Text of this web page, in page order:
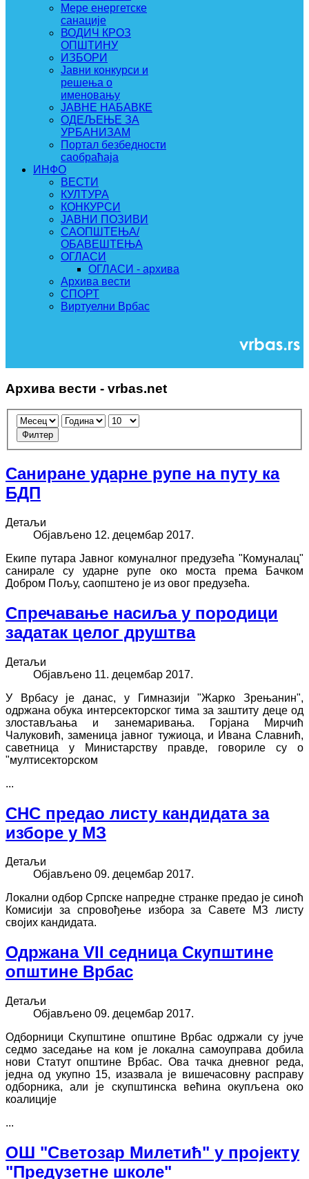
Мере енергетске
санације
ВОДИЧ КРОЗ
ОПШТИНУ
ИЗБОРИ
Јавни конкурси и
решења о
именовању
ЈАВНЕ НАБАВКЕ
ОДЕЉЕЊЕ ЗА
УРБАНИЗАМ
Портал безбедности
саобраћаја
ИНФО
ВЕСТИ
КУЛТУРА
КОНКУРСИ
ЈАВНИ ПОЗИВИ
САОПШТЕЊА/
ОБАВЕШТЕЊА
ОГЛАСИ
ОГЛАСИ - архива
Архива вести
СПОРТ
Виртуелни Врбас
Архива вести - vrbas.net
Филтер
Саниране ударне рупе на путу ка
БДП
Детаљи
Објављено 12. децембар 2017.
Екипе путара Јавног комуналног предузећа "Комуналац"
санирале су ударне рупе око моста према Бачком
Добром Пољу, саопштено је из овог предузећа.
Спречавање насиља у породици
задатак целог друштва
Детаљи
Објављено 11. децембар 2017.
У Врбасу је данас, у Гимназији "Жарко Зрењанин",
одржана обука интерсекторског тима за заштиту деце од
злостављања и занемаривања. Горјана Мирчић
Чалуковић, заменица јавног тужиоца, и Ивана Славнић,
саветница у Министарству правде, говориле су о
"мултисекторском
...
СНС предао листу кандидата за
изборе у МЗ
Детаљи
Објављено 09. децембар 2017.
Локални одбор Српске напредне странке предао је синоћ
Комисији за спровођење избора за Савете МЗ листу
својих кандидата.
Одржана VII седница Скупштине
општине Врбас
Детаљи
Објављено 09. децембар 2017.
Одборници Скупштине општине Врбас одржали су јуче
седмо заседање на ком је локална самоуправа добила
нови Статут општине Врбас. Ова тачка дневног реда,
једна од укупно 15, изазвала је вишечасовну расправу
одборника, али је скупштинска већина окупљена око
коалиције
...
ОШ "Светозар Милетић" у пројекту
"Предузетне школе"